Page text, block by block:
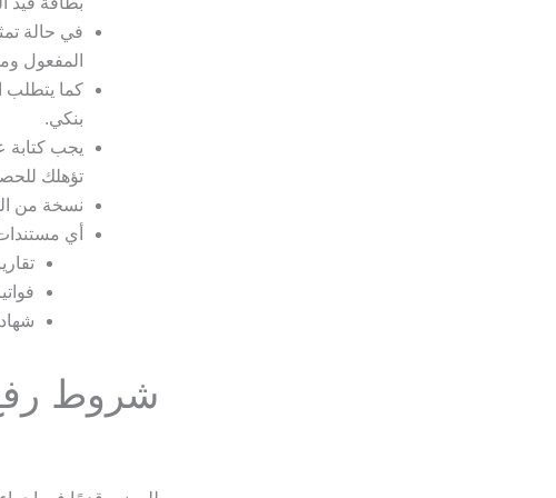
في حالة
المفعول
كما
بنكي.
يجب كتابة
تؤهلك
نسخة من
أي
شروط